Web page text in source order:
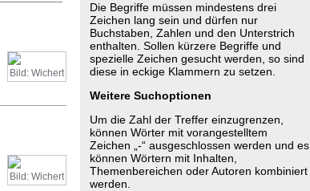
Bild: Wichert
Bild: Wichert
Die Begriffe müssen mindestens drei
Zeichen lang sein und dürfen nur
Buchstaben, Zahlen und den Unterstrich
enthalten. Sollen kürzere Begriffe und
spezielle Zeichen gesucht werden, so sind
diese in eckige Klammern zu setzen.
Weitere Suchoptionen
Um die Zahl der Treffer einzugrenzen,
können Wörter mit vorangestelltem
Zeichen „-“ ausgeschlossen werden und es
können Wörtern mit Inhalten,
Themenbereichen oder Autoren kombiniert
werden.